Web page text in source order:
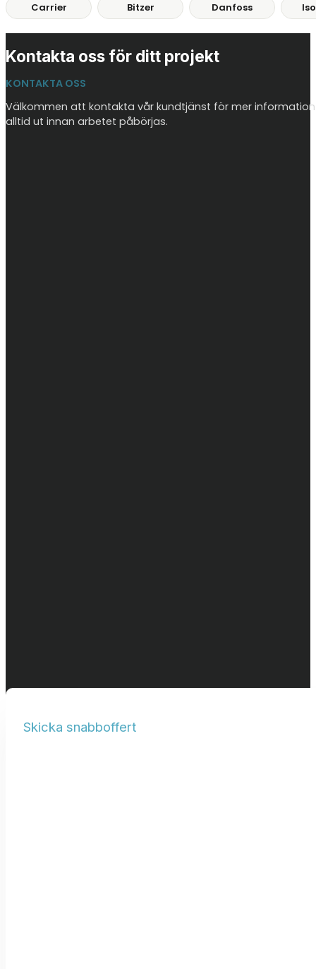
Carrier Bitzer Danfoss
Kontakta oss för ditt projekt
KONTAKTA OSS
Välkommen att kontakta vår kundtjänst för mer
alltid ut innan arbetet påbörjas.
Skicka snabboffert